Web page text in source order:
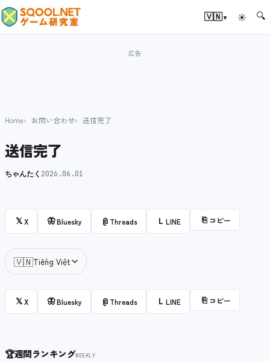
🇻🇳▾ ☀ 🔍
Home お問い合わせ 送信完了
送信完了
ちゃんたく 2026.06.01
𝕏X 🦋Bluesky @ Threads L LINE ⎘ コピー
🇻🇳Tiếng Việt
𝕏X 🦋Bluesky @ Threads L LINE ⎘ コピー
🏆週間ランキングWEEKLY